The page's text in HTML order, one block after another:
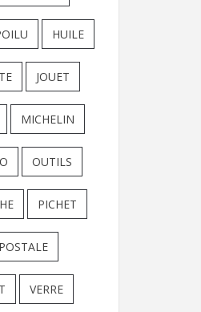
HUILE
JOUET
MICHELIN
OUTILS
PICHET
POSTALE
VERRE